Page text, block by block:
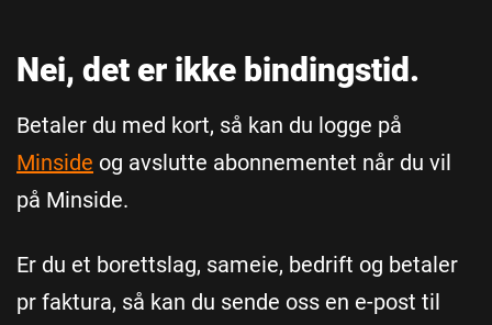
Nei, det er ikke bindingstid.
Betaler du med kort, så kan du logge på
Minside og avslutte abonnementet når du vil
på Minside.
Er du et borettslag, sameie, bedrift og betaler
pr faktura, så kan du sende oss en e-post til